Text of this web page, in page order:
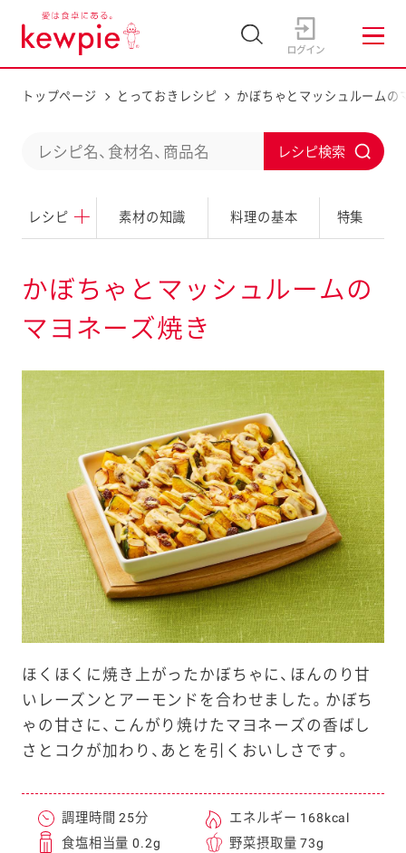
トップページ とっておきレシピ かぼちゃとマッシュルームの
レシピ 素材の知識 料理の基本 特集
d
c
t
s
a
r
c
h
b
t
かぼちゃとマッシュルームの
マヨネーズ焼き
ほくほくに焼き上がったかぼちゃに、ほんのり甘
いレーズンとアーモンドを合わせました。かぼち
ゃの甘さに、こんがり焼けたマヨネーズの香ばし
さとコクが加わり、あとを引くおいしさです。
調理時間 25分
エネルギー 168kcal
食塩相当量 0.2g
野菜摂取量 73g